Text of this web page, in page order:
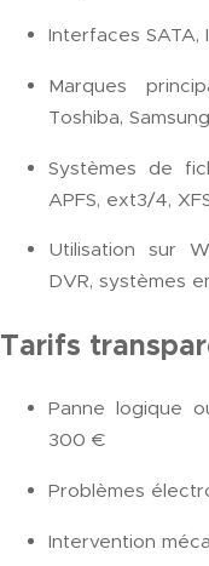
Interfaces SATA,
Marques
Toshiba,
Systèmes de
APFS, ext3/4,
Utilisation sur
DVR, systèmes
Tarifs
Panne logique
300 €
Problèmes
Intervention